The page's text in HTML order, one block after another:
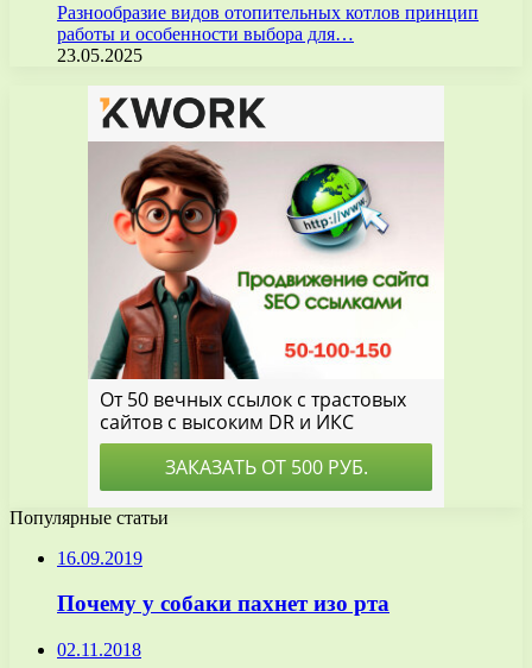
Разнообразие видов отопительных котлов принцип
работы и особенности выбора для…
23.05.2025
Популярные статьи
16.09.2019
Почему у собаки пахнет изо рта
02.11.2018